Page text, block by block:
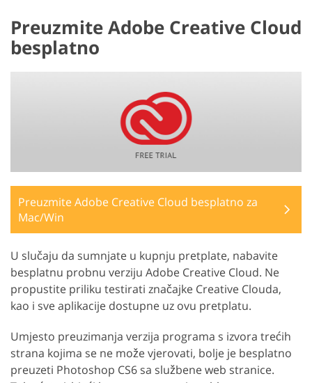
Preuzmite Adobe Creative Cloud
besplatno
Preuzmite Adobe Creative Cloud besplatno za
Mac/Win
U slučaju da sumnjate u kupnju pretplate, nabavite
besplatnu probnu verziju Adobe Creative Cloud. Ne
propustite priliku testirati značajke Creative Clouda,
kao i sve aplikacije dostupne uz ovu pretplatu.
Umjesto preuzimanja verzija programa s izvora trećih
strana kojima se ne može vjerovati, bolje je besplatno
preuzeti Photoshop CS6 sa službene web stranice.